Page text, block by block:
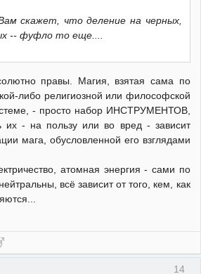
скажет, что деление на черных,
-- фуфло то еще....
правы. Магия, взятая сама по
либо религиозной или философской
- просто набор ИНСТРУМЕНТОВ,
их - на пользу или во вред - зависит
мага, обусловленной его взглядами
атомная энергия - сами по
всё зависит от того, кем, как
14